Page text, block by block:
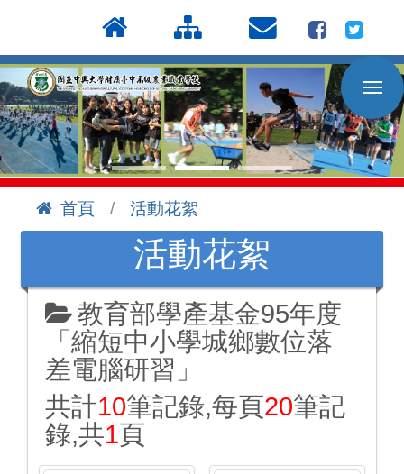
到
主
要
內
容
區
首頁
活動花絮
活動花絮
教育部學產基金95年度
「縮短中小學城鄉數位落
差電腦研習」
共計10筆記錄,每頁20筆記
錄,共1頁